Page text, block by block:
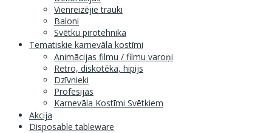
Vienreizējie trauki
Baloni
Svētku pirotehnika
Tematiskie karnevāla kostīmi
Animācijas filmu / filmu varoņi
Retro, diskotēka, hipijs
Dzīvnieki
Profesijas
Karnevāla Kostīmi Svētkiem
Akcija
Disposable tableware